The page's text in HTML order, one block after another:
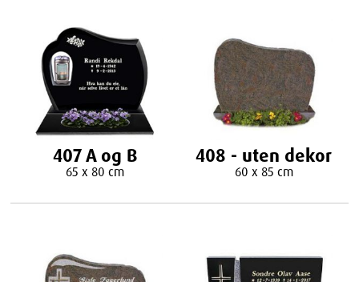
407 A og B
65 x 80 cm
408 - uten dekor
60 x 85 cm